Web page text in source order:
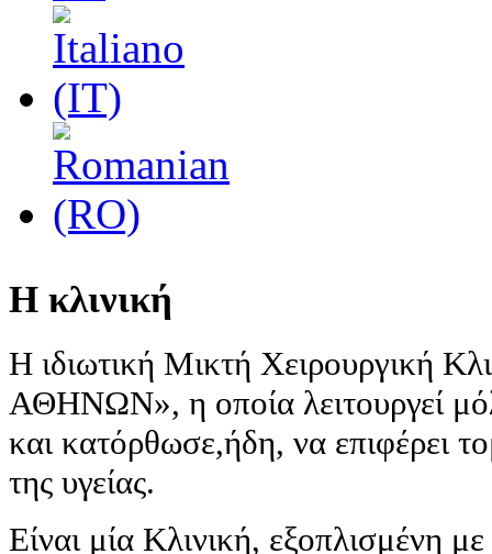
Η κλινική
Η ιδιωτική Μικτή Χειρουργική
ΑΘΗΝΩΝ», η οποία λειτουργεί
και κατόρθωσε,ήδη, να επιφέρει
της υγείας.
Είναι μία Κλινική, εξοπλισμένη